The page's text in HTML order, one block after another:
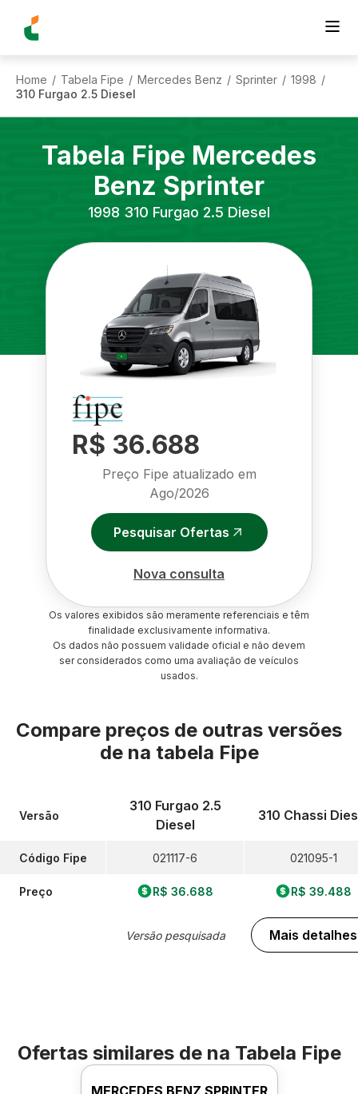
Home / Tabela Fipe / Mercedes Benz / Sprinter / 1998 /
310 Furgao 2.5 Diesel
Tabela Fipe Mercedes
Benz Sprinter
1998 310 Furgao 2.5 Diesel
R$ 36.688
Preço Fipe atualizado em
Ago/2026
Pesquisar Ofertas
Nova consulta
Os valores exibidos são meramente referenciais e têm
finalidade exclusivamente informativa.
Os dados não possuem validade oficial e não devem
ser considerados como uma avaliação de veículos
usados.
Compare preços de outras versões
de na tabela Fipe
Versão
Código Fipe
Preço
310 Furgao 2.5
Diesel
021117-6
R$ 36.688
Versão pesquisada
310 Chassi
021095-1
R$ 39.488
Mais detalhes
Ofertas similares de na Tabela Fipe
MERCEDES BENZ SPRINTER